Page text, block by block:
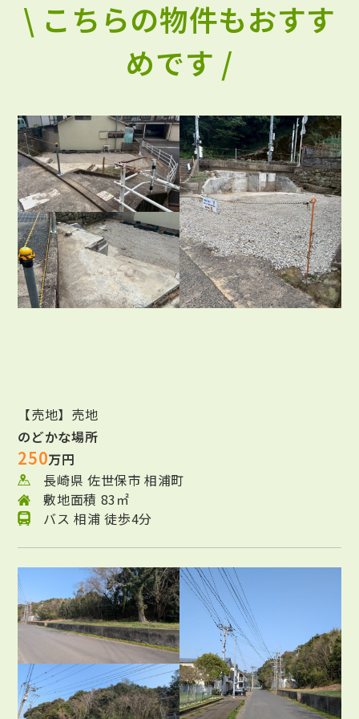
\ こちらの物件もおすす
めです /
【売地】売地
のどかな場所
250万円
長崎県 佐世保市 相浦町
敷地面積 83㎡
バス 相浦 徒歩4分